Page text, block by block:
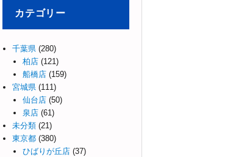
カテゴリー
千葉県 (280)
柏店(121)
船橋店(159)
宮城県 (111)
仙台店(50)
泉店(61)
未分類 (21)
東京都 (380)
ひばりが丘店(37)